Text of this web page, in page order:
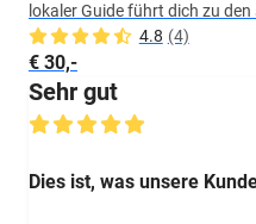
lokaler Guide führt dich zu
4.8 (4)
€ 30,-
Sehr gut
Dies ist, was unsere